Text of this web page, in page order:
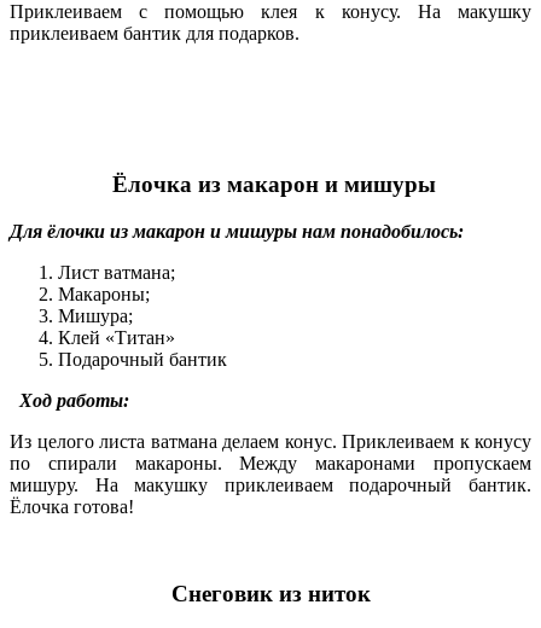
Приклеиваем с помощью клея к конусу. На макушку
приклеиваем бантик для подарков.
Ёлочка из макарон и мишуры
Для ёлочки из макарон и мишуры нам понадобилось:
Лист ватмана;
Макароны;
Мишура;
Клей «Титан»
Подарочный бантик
Ход работы:
Из целого листа ватмана делаем конус. Приклеиваем к конусу
по спирали макароны. Между макаронами пропускаем
мишуру. На макушку приклеиваем подарочный бантик.
Ёлочка готова!
Снеговик из ниток